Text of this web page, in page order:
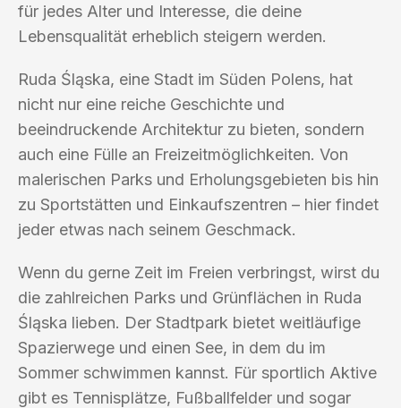
für jedes Alter und Interesse, die deine
Lebensqualität erheblich steigern werden.
Ruda Śląska, eine Stadt im Süden Polens, hat
nicht nur eine reiche Geschichte und
beeindruckende Architektur zu bieten, sondern
auch eine Fülle an Freizeitmöglichkeiten. Von
malerischen Parks und Erholungsgebieten bis hin
zu Sportstätten und Einkaufszentren – hier findet
jeder etwas nach seinem Geschmack.
Wenn du gerne Zeit im Freien verbringst, wirst du
die zahlreichen Parks und Grünflächen in Ruda
Śląska lieben. Der Stadtpark bietet weitläufige
Spazierwege und einen See, in dem du im
Sommer schwimmen kannst. Für sportlich Aktive
gibt es Tennisplätze, Fußballfelder und sogar